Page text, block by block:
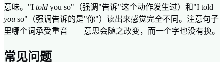
意味。"I told you so"（强调"告诉"这个动作发生过）和"I told
you so"（强调告诉的是"你"）读出来感觉完全不同。注意句子
里哪个词承受重音——意思会随之改变，而一个字也没有换。
常见问题